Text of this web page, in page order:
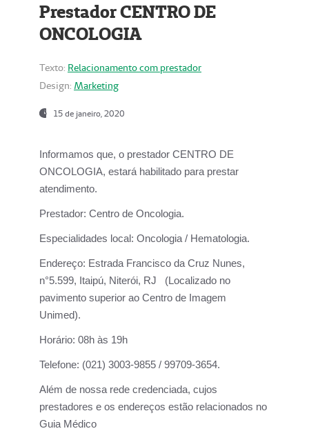
Prestador CENTRO DE
ONCOLOGIA
Texto: Relacionamento com prestador
Design: Marketing
15 de janeiro, 2020
Informamos que, o prestador CENTRO DE
ONCOLOGIA, estará habilitado para prestar
atendimento.
Prestador: Centro de Oncologia.
Especialidades local: Oncologia / Hematologia.
Endereço: Estrada Francisco da Cruz Nunes,
n°5.599, Itaipú, Niterói, RJ (Localizado no
pavimento superior ao Centro de Imagem
Unimed).
Horário: 08h às 19h
Telefone: (021) 3003-9855 / 99709-3654.
Além de nossa rede credenciada, cujos
prestadores e os endereços estão relacionados no
Guia Médico